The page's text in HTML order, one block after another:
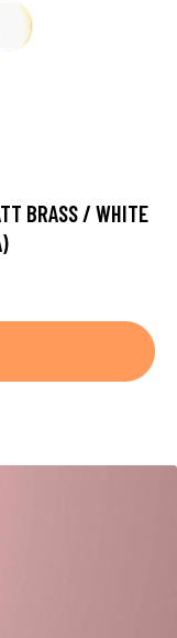
BRASS / WHITE